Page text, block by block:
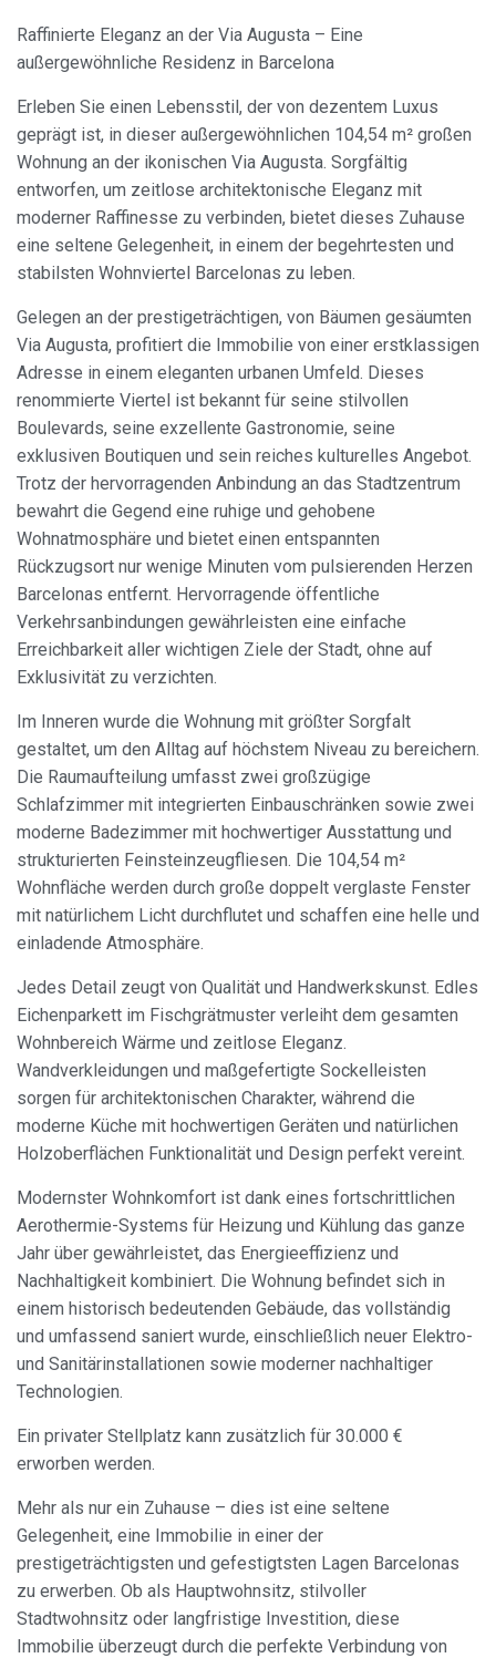
Raffinierte Eleganz an der Via Augusta – Eine
außergewöhnliche Residenz in Barcelona
Erleben Sie einen Lebensstil, der von dezentem Luxus
geprägt ist, in dieser außergewöhnlichen 104,54 m² großen
Wohnung an der ikonischen Via Augusta. Sorgfältig
entworfen, um zeitlose architektonische Eleganz mit
moderner Raffinesse zu verbinden, bietet dieses Zuhause
eine seltene Gelegenheit, in einem der begehrtesten und
stabilsten Wohnviertel Barcelonas zu leben.
Gelegen an der prestigeträchtigen, von Bäumen gesäumten
Via Augusta, profitiert die Immobilie von einer erstklassigen
Adresse in einem eleganten urbanen Umfeld. Dieses
renommierte Viertel ist bekannt für seine stilvollen
Boulevards, seine exzellente Gastronomie, seine
exklusiven Boutiquen und sein reiches kulturelles Angebot.
Trotz der hervorragenden Anbindung an das Stadtzentrum
bewahrt die Gegend eine ruhige und gehobene
Wohnatmosphäre und bietet einen entspannten
Rückzugsort nur wenige Minuten vom pulsierenden Herzen
Barcelonas entfernt. Hervorragende öffentliche
Verkehrsanbindungen gewährleisten eine einfache
Erreichbarkeit aller wichtigen Ziele der Stadt, ohne auf
Exklusivität zu verzichten.
Im Inneren wurde die Wohnung mit größter Sorgfalt
gestaltet, um den Alltag auf höchstem Niveau zu bereichern.
Die Raumaufteilung umfasst zwei großzügige
Schlafzimmer mit integrierten Einbauschränken sowie zwei
moderne Badezimmer mit hochwertiger Ausstattung und
strukturierten Feinsteinzeugfliesen. Die 104,54 m²
Wohnfläche werden durch große doppelt verglaste Fenster
mit natürlichem Licht durchflutet und schaffen eine helle und
einladende Atmosphäre.
Jedes Detail zeugt von Qualität und Handwerkskunst. Edles
Eichenparkett im Fischgrätmuster verleiht dem gesamten
Wohnbereich Wärme und zeitlose Eleganz.
Wandverkleidungen und maßgefertigte Sockelleisten
sorgen für architektonischen Charakter, während die
moderne Küche mit hochwertigen Geräten und natürlichen
Holzoberflächen Funktionalität und Design perfekt vereint.
Modernster Wohnkomfort ist dank eines fortschrittlichen
Aerothermie-Systems für Heizung und Kühlung das ganze
Jahr über gewährleistet, das Energieeffizienz und
Nachhaltigkeit kombiniert. Die Wohnung befindet sich in
einem historisch bedeutenden Gebäude, das vollständig
und umfassend saniert wurde, einschließlich neuer Elektro-
und Sanitärinstallationen sowie moderner nachhaltiger
Technologien.
Ein privater Stellplatz kann zusätzlich für 30.000 €
erworben werden.
Mehr als nur ein Zuhause – dies ist eine seltene
Gelegenheit, eine Immobilie in einer der
prestigeträchtigsten und gefestigtsten Lagen Barcelonas
zu erwerben. Ob als Hauptwohnsitz, stilvoller
Stadtwohnsitz oder langfristige Investition, diese
Immobilie überzeugt durch die perfekte Verbindung von
Cookies ändern
Technik und Funktional
Immer aktiv
Informationen zu sammeln, um unsere Dienste zu
verbessern. Wenn Sie weiter surfen, akzeptieren Sie deren
Installation. Der Benutzer hat die Möglichkeit, seinen
Browser zu konfigurieren und auf Wunsch zu verhindern,
dass er auf seiner Festplatte installiert wird, obwohl er
bedenken muss, dass dies zu Schwierigkeiten beim
Navigieren auf der Website führen kann.
Analytik und Anpassung
Sie ermöglichen die Beobachtung und Analyse des
von Cookies gesammelten Informationen werden
verwendet, um die Aktivität des Webs zu messen, um
Benutzernavigationsprofile zu erstellen, um basierend auf
Verbesserungen einzuführen. Sie ermöglichen es uns, die
Präferenzinformationen des Benutzers zu speichern, um
die Qualität unserer Dienstleistungen zu verbessern und
durch empfohlene Produkte ein besseres Erlebnis zu
bieten.
Marketing und Publizität